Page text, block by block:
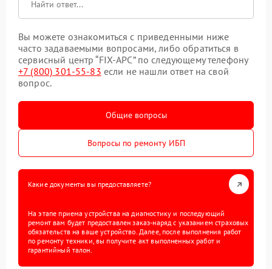
Вы можете ознакомиться с приведенными ниже
часто задаваемыми вопросами, либо обратиться в
сервисный центр “FIX-APC” по следующему телефону
+7 (800) 301-55-83 если не нашли ответ на свой
вопрос.
Общие вопросы
Вопросы по ремонту ИБП
Какие документы вы предоставляете?
На этапе приема устройства на диагностику и последующий
ремонт вам будет предоставлен заказ-наряд с указанием страховых
обязательств на ваше устройство. Далее, после выполнения работ
по ремонту техники, вы получите акт выполненных работ и
гарантийный талон.